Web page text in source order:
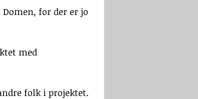
for der er jo
med
folk i projektet.